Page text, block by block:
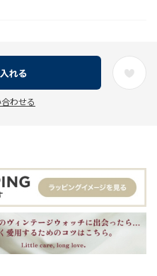
わせる